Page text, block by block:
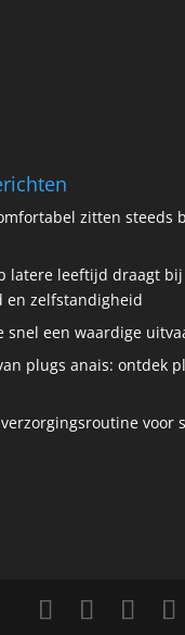
zitten steeds
latere leeftijd draagt bij
en zelfstandigheid
snel een waardige
plugs anais: ontdek
voor